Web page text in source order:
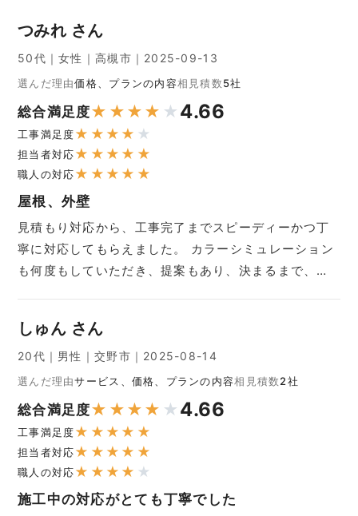
つみれ さん
50代｜女性｜高槻市｜2025-09-13
選んだ理由価格、プランの内容相見積数5社
総合満足度★ ★ ★ ★ ★ 4.66
工事満足度★ ★ ★ ★ ★
担当者対応★ ★ ★ ★ ★
職人の対応★ ★ ★ ★ ★
屋根、外壁
見積もり対応から、工事完了までスピーディーかつ丁
寧に対応してもらえました。 カラーシミュレーション
も何度もしていただき、提案もあり、決まるまで、…
しゅん さん
20代｜男性｜交野市｜2025-08-14
選んだ理由サービス、価格、プランの内容相見積数2社
総合満足度★ ★ ★ ★ ★ 4.66
工事満足度★ ★ ★ ★ ★
担当者対応★ ★ ★ ★ ★
職人の対応★ ★ ★ ★ ★
施工中の対応がとても丁寧でした